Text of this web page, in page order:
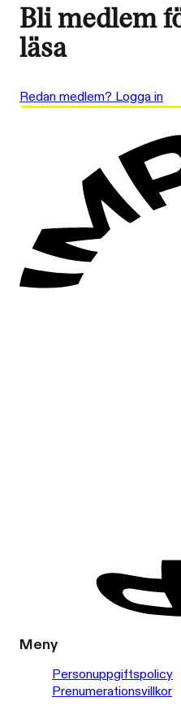
Bli medlem
läsa
Redan medlem? Logga in
Meny
Personuppgiftspolicy
Prenumerationsvillkor